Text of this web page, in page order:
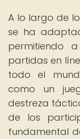
A lo largo de
se ha
permitiendo
partidas en
todo el
como un
destreza
de los
fundamental